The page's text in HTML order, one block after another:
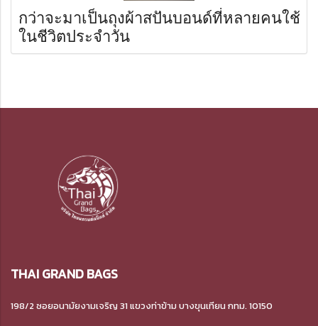
กว่าจะมาเป็นถุงผ้าสปันบอนด์ที่หลายคนใช้
ในชีวิตประจำวัน
THAI GRAND BAGS
198/2 ซอยอนามัยงามเจริญ 31 แขวงท่าข้าม บางขุนเทียน กทม. 10150